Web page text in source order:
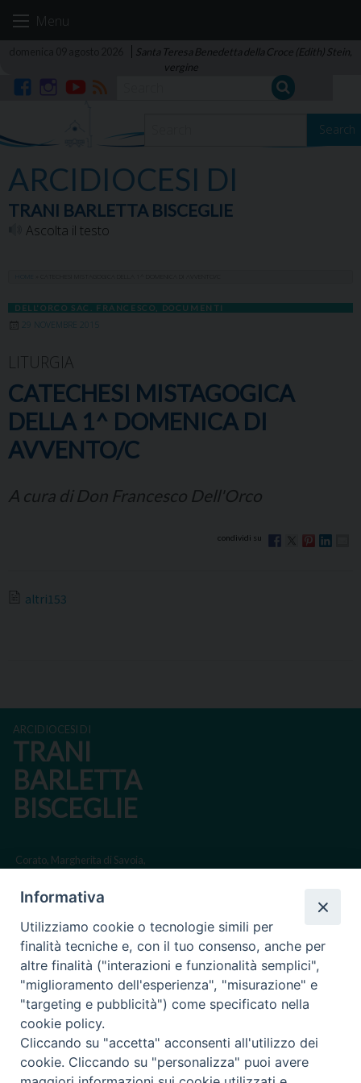
Menu
Santa Teresa Benedetta della Croce (Edith) Stein,
vergine
Search
ARCIDIOCESI DI
TRANI BARLETTA BISCEGLIE
Ascolta il testo
DELL'ORCO SAC. FRANCESCO DOCUMENTI
29 NOVEMBRE 2015
LITURGIA
CATECHESI MISTAGOGICA
DELLA 1^ DOMENICA DI
AVVENTO/C
A cura di Don Francesco Dell'Orco
altri153
ARCIDIOCESI DI
TRANI
BARLETTA
BISCEGLIE
Corato, Margherita di Savoia,
Regione ecclesiastica Puglia
Via Beltrani, 9
76125 Trani BT
Centralino Tel. 0883 494211
Cancelleria Tel. 0883 494204
Informativa
Utilizziamo cookie o tecnologie simili per
finalità tecniche e, con il tuo consenso, anche per
altre finalità ("interazioni e funzionalità semplici",
"miglioramento dell'esperienza", "misurazione" e
"targeting e pubblicità") come specificato nella
cookie policy.
Cliccando su "accetta" acconsenti all'utilizzo dei
cookie. Cliccando su "personalizza" puoi avere